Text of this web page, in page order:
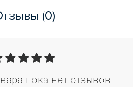
(0)
пока нет отзывов